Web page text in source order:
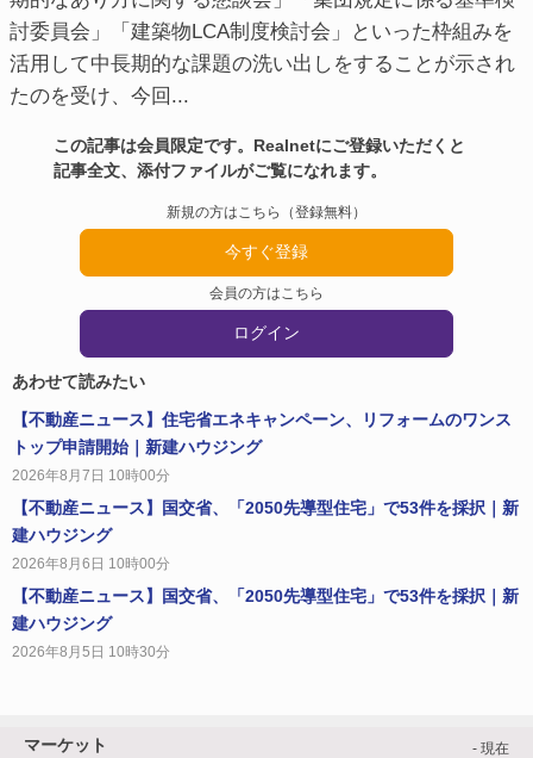
討委員会」「建築物LCA制度検討会」といった枠組みを
活用して中長期的な課題の洗い出しをすることが示され
たのを受け、今回...
この記事は会員限定です。Realnetにご登録いただくと
記事全文、添付ファイルがご覧になれます。
新規の方はこちら（登録無料）
今すぐ登録
会員の方はこちら
ログイン
あわせて読みたい
【不動産ニュース】住宅省エネキャンペーン、リフォームのワンス
トップ申請開始｜新建ハウジング
2026年8月7日 10時00分
【不動産ニュース】国交省、「2050先導型住宅」で53件を採択｜新
建ハウジング
2026年8月6日 10時00分
【不動産ニュース】国交省、「2050先導型住宅」で53件を採択｜新
建ハウジング
2026年8月5日 10時30分
マーケット - 現在